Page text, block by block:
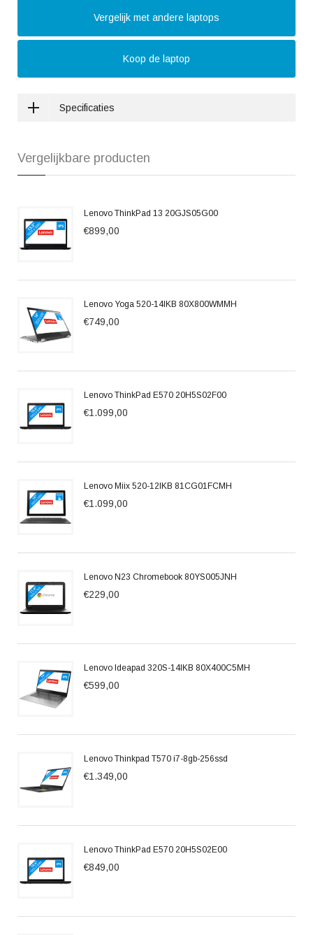
Vergelijk met andere laptops
Koop de laptop
Specificaties
Vergelijkbare producten
Lenovo ThinkPad 13 20GJS05G00
€899,00
Lenovo Yoga 520-14IKB 80X800WMMH
€749,00
Lenovo ThinkPad E570 20H5S02F00
€1.099,00
Lenovo Miix 520-12IKB 81CG01FCMH
€1.099,00
Lenovo N23 Chromebook 80YS005JNH
€229,00
Lenovo Ideapad 320S-14IKB 80X400C5MH
€599,00
Lenovo Thinkpad T570 i7-8gb-256ssd
€1.349,00
Lenovo ThinkPad E570 20H5S02E00
€849,00